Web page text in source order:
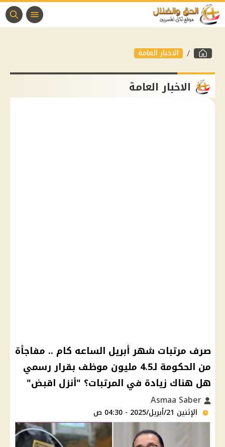
الاخبار العامة
الاخبار العامة
صرف مرتبات شهر أبريل الساعه كام .. مفاجأة
من الحكومة لـ4.5 مليون موظف بقرار رسمي
هل هناك زيادة في المرتبات؟ "أنزل اقبض"
الإثنين 21/أبريل/2025 - 04:30 ص